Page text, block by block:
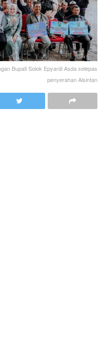
Bupati Solok Epyardi Asda selepas
penyerahan Alsintan